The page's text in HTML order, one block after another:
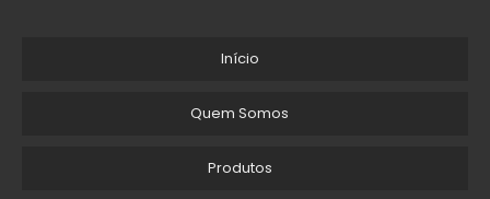
Início
Quem Somos
Produtos